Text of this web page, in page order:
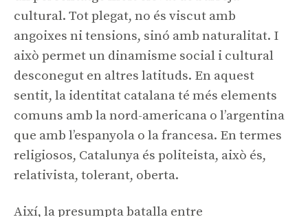
cultural. Tot plegat, no és viscut amb
angoixes ni tensions, sinó amb naturalitat. I
això permet un dinamisme social i cultural
desconegut en altres latituds. En aquest
sentit, la identitat catalana té més elements
comuns amb la nord-americana o l’argentina
que amb l’espanyola o la francesa. En termes
religiosos, Catalunya és politeista, això és,
relativista, tolerant, oberta.
Així, la presumpta batalla entre